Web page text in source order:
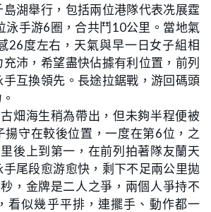
湖舉行，包括兩位港隊代表冼展霆
泳手游6圈，合共鬥10公里。當地氣
26度左右，天氣與早一日女子組相
沛，希望盡快佔據有利位置，前列
互換領先。長途拉鋸戰，游回碼頭
畑海生稍為帶出，但未夠半程便被
揚守在較後位置，一度在第6位，之
後上到第一，在前列拍著隊友蘭天
尾段愈游愈快，剩下不足兩公里拋
，金牌是二人之爭，兩個人爭持不
看似幾乎平排，連擺手、動作都一